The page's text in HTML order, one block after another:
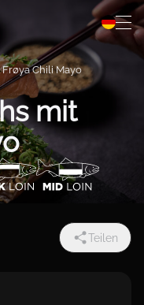
Chili Mayo
mit
Teilen